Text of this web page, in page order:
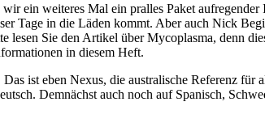
ein weiteres Mal ein pralles Paket
Tage in die Läden kommt. Aber auch Nick
Sie den Artikel über Mycoplasma, denn
in diesem Heft.
ist eben Nexus, die australische Referenz für
Demnächst auch noch auf Spanisch,